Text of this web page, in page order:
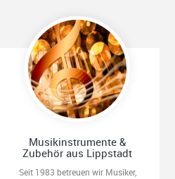
Musikinstrumente &
Zubehör aus Lippstadt
Seit 1983 betreuen wir Musiker,